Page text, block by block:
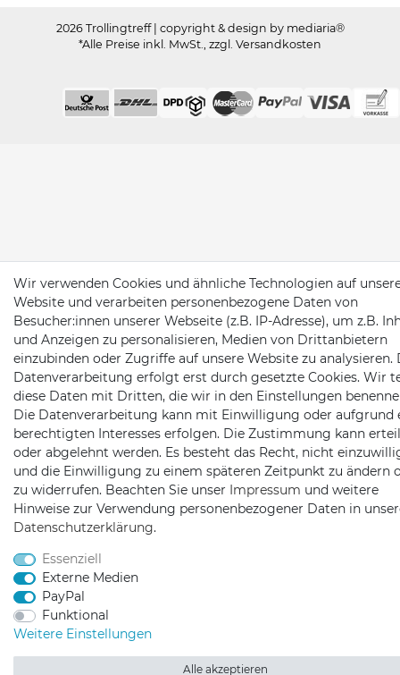
2026 Trollingtreff | copyright & design by mediaria®
*Alle Preise inkl. MwSt., zzgl. Versandkosten
Wir verwenden Cookies und ähnliche Technologien auf
Website und verarbeiten personenbezogene Daten von
Besucher:innen unserer Webseite (z.B. IP-Adresse), um z.B.
und Anzeigen zu personalisieren, Medien von Drittanbietern
einzubinden oder Zugriffe auf unsere Website zu analysieren.
Datenverarbeitung erfolgt erst durch gesetzte Cookies. Wir
diese Daten mit Dritten, die wir in den Einstellungen
Die Datenverarbeitung kann mit Einwilligung oder aufgrund
berechtigten Interesses erfolgen. Die Zustimmung kann
oder abgelehnt werden. Es besteht das Recht, nicht
und die Einwilligung zu einem späteren Zeitpunkt zu ändern
zu widerrufen. Beachten Sie unser Impressum und weitere
Hinweise zur Verwendung personenbezogener Daten in
Daten­schutz­erklärung.
Essenziell
Externe Medien
PayPal
Funktional
Weitere Einstellungen
Alle akzeptieren